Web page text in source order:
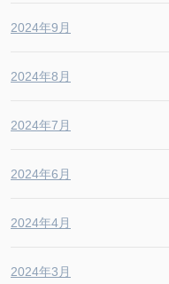
2024年9月
2024年8月
2024年7月
2024年6月
2024年4月
2024年3月